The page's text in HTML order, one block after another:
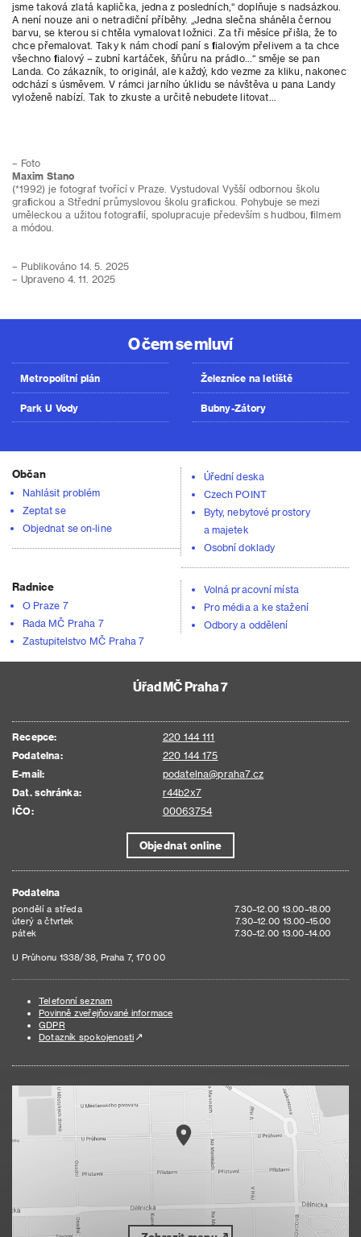
jsme taková zlatá kaplička, jedna z posledních,“ doplňuje s nadsázkou.
A není nouze ani o netradiční příběhy. „Jedna slečna sháněla černou
barvu, se kterou si chtěla vymalovat ložnici. Za tři měsíce přišla, že to
chce přemalovat. Taky k nám chodí paní s fialovým přelivem a ta chce
všechno fialový – zubní kartáček, šňůru na prádlo…“ směje se pan
Landa. Co zákazník, to originál, ale každý, kdo vezme za kliku, nakonec
odchází s úsměvem. V rámci jarního úklidu se návštěva u pana Landy
vyloženě nabízí. Tak to zkuste a určitě nebudete litovat…
– Foto
Maxim Stano
(*1992) je fotograf tvořící v Praze. Vystudoval Vyšší odbornou školu
grafickou a Střední průmyslovou školu grafickou. Pohybuje se mezi
uměleckou a užitou fotografií, spolupracuje především s hudbou, filmem
a módou.
– Publikováno 14. 5. 2025
– Upraveno 4. 11. 2025
O čem se mluví
Metropolitní plán
Park U Vody
Železnice na letiště
Bubny-Zátory
Občan
Nahlásit problém
Zeptat se
Objednat se on-line
Úřední deska
Czech POINT
Byty, nebytové prostory
a majetek
Osobní doklady
Radnice
O Praze 7
Rada MČ Praha 7
Zastupitelstvo MČ Praha 7
Volná pracovní místa
Pro média a ke stažení
Odbory a oddělení
Úřad MČ Praha 7
Recepce:
220 144 111
Podatelna:
220 144 175
E-mail:
podatelna@praha7.cz
Dat. schránka:
r44b2x7
IČO:
00063754
Objednat online
Podatelna
pondělí a středa
7.30–12.00 13.00–18.00
úterý a čtvrtek
7.30–12.00 13.00–15.00
pátek
7.30–12.00 13.00–14.00
U Průhonu 1338/38, Praha 7, 170 00
Telefonní seznam
Povinně zveřejňované informace
GDPR
Dotazník spokojenosti